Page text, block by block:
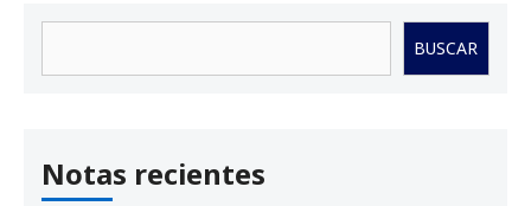
BUSCAR
Notas recientes